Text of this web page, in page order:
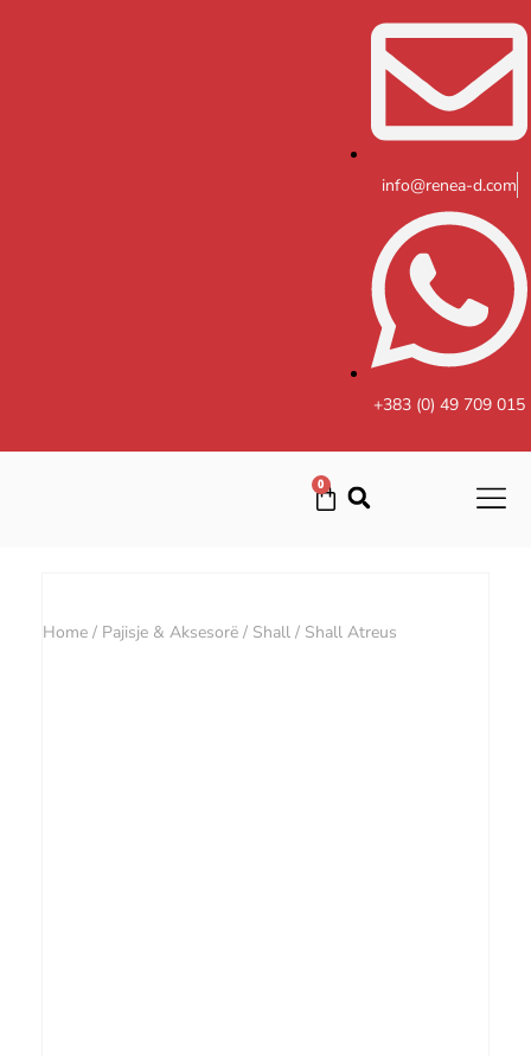
info@renea-d.com
+383 (0) 49 709 015
0
Cart
Home / Pajisje & Aksesorë / Shall / Shall Atreus